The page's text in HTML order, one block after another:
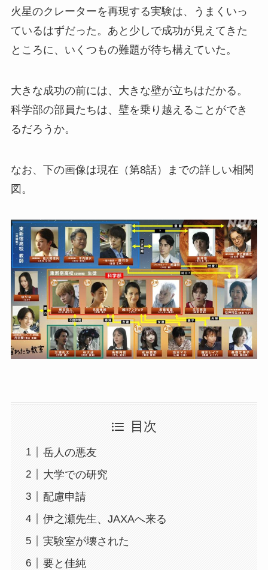
火星のクレーターを再現する実験は、うまくいっ
ているはずだった。あと少しで成功が見えてきた
ところに、いくつもの難題が待ち構えていた。
大きな成功の前には、大きな壁が立ちはだかる。
科学部の部員たちは、壁を乗り越えることができ
るだろうか。
なお、下の画像は現在（第8話）までの詳しい相関
図。
目次
岳人の悪友
大学での研究
配慮申請
伊之瀬先生、JAXAへ来る
実験室が壊された
要と佳純